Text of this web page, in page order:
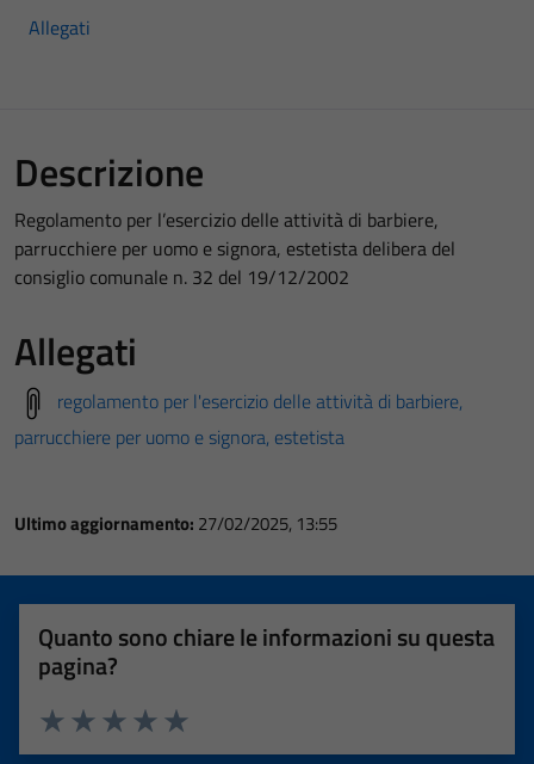
Allegati
Descrizione
Regolamento per l’esercizio delle attività di barbiere,
parrucchiere per uomo e signora, estetista delibera del
consiglio comunale n. 32 del 19/12/2002
Allegati
regolamento per l'esercizio delle attività di barbiere,
parrucchiere per uomo e signora, estetista
Ultimo aggiornamento: 27/02/2025, 13:55
Quanto sono chiare le informazioni su questa
pagina?
Valuta 5 stelle su 5
Valuta 4 stelle su 5
Valuta 3 stelle su 5
Valuta 2 stelle su 5
Valuta 1 stelle su 5